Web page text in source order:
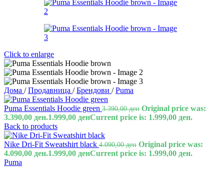
Click to enlarge
Дома / Продавница / Брендови / Puma
Puma Essentials Hoodie green 3.390,00ден Original price was:
3.390,00 ден.1.999,00 денCurrent price is: 1.999,00 ден.
Back to products
Nike Dri-Fit Sweatshirt black 4.090,00ден Original price was:
4.090,00 ден.1.999,00 денCurrent price is: 1.999,00 ден.
Puma